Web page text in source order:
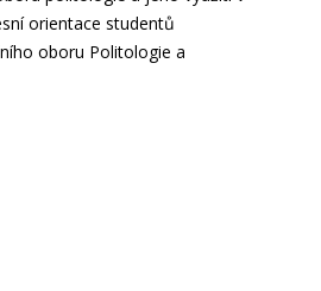
orientace studentů
oboru Politologie a